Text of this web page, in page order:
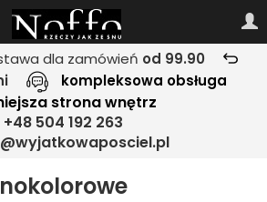
dla zamówień od 99.90
kompleksowa obsługa
strona wnętrz
+48 504 192 263